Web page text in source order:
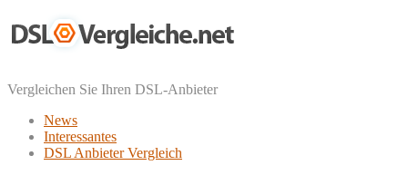
Vergleichen Sie Ihren DSL-Anbieter
News
Interessantes
DSL Anbieter Vergleich